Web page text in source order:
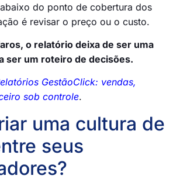
do ponto de cobertura dos
é revisar o preço ou o custo.
o relatório deixa de ser uma
ser um roteiro de decisões.
GestãoClick: vendas,
sob controle.
uma cultura de
seus